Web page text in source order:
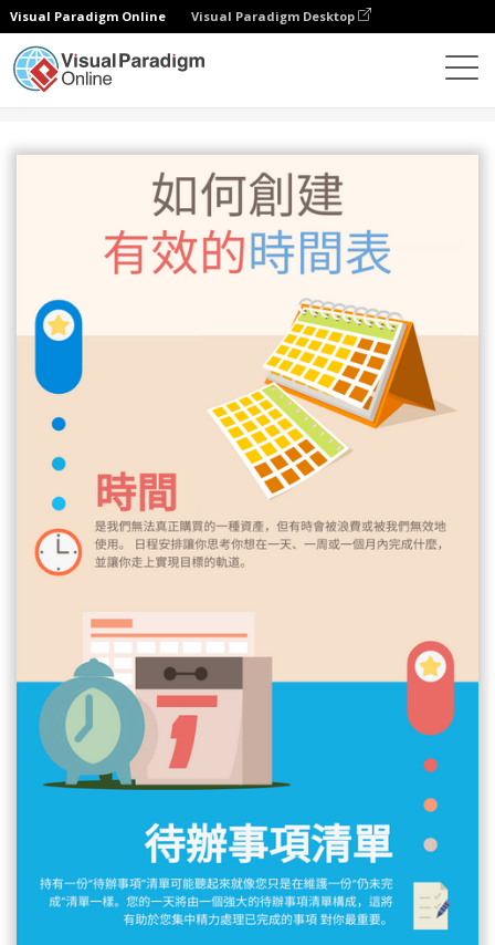
Visual Paradigm Online Visual Paradigm Desktop